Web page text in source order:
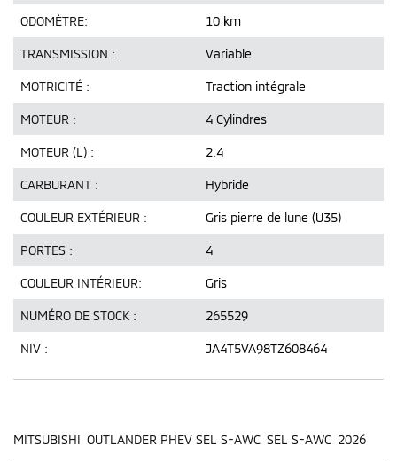
ODOMÈTRE: 10 km
TRANSMISSION : Variable
MOTRICITÉ : Traction intégrale
MOTEUR : 4 Cylindres
MOTEUR (L) : 2.4
CARBURANT : Hybride
COULEUR EXTÉRIEUR : Gris pierre de lune (U35)
PORTES : 4
COULEUR INTÉRIEUR: Gris
NUMÉRO DE STOCK : 265529
NIV : JA4T5VA98TZ608464
MITSUBISHI OUTLANDER PHEV SEL S-AWC SEL S-AWC 2026